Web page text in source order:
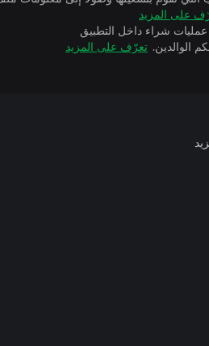
على المزيد
عمليات شراء داخل التطبيق
الوالدين. تعرّف على المزيد